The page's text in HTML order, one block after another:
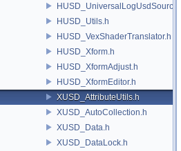
HUSD_UniversalLogUsdSource.h
HUSD_Utils.h
HUSD_VexShaderTranslator.h
HUSD_Xform.h
HUSD_XformAdjust.h
HUSD_XformEditor.h
XUSD_AttributeUtils.h
XUSD_AutoCollection.h
XUSD_Data.h
XUSD_DataLock.h